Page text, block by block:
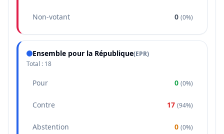
Non-votant 0 (0%)
Ensemble pour la République(EPR)
Total : 18
Pour 0 (0%)
Contre 17 (94%)
Abstention 0 (0%)